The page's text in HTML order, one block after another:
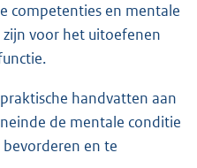
competenties en mentale
voor het uitoefenen
handvatten aan
de mentale conditie
en te